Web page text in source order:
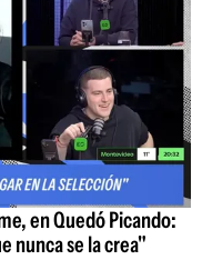
en Quedó Picando:
nunca se la crea"